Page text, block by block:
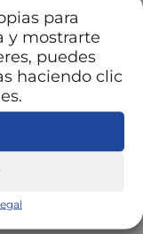
para
y mostrarte
puedes
haciendo clic
Sanz, Javier